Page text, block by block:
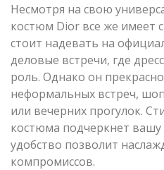
Несмотря на свою
костюм Dior все же имеет
стоит надевать на
деловые встречи, где
роль. Однако он
неформальных встреч,
или вечерних прогулок.
костюма подчеркнет вашу
удобство позволит
компромиссов.